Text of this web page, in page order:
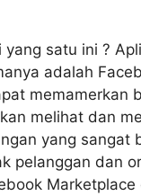
satu ini ?
adalah
memamerkan
melihat dan
yang sangat
pelanggan dan